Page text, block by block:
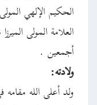
الحكيم الإلهي
العلامة المولى
أجمعين .
ولادته:
ولد أعلى الله